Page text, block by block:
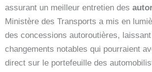
assurant un meilleur entretien des
Ministère des Transports a mis en
des concessions autoroutières,
changements notables qui pourraient
direct sur le portefeuille des